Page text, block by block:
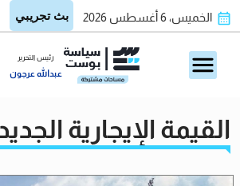
الخميس، 6 أغسطس 2026
رئيس التحرير
عبدالله عرجون
القيمة الإيجارية